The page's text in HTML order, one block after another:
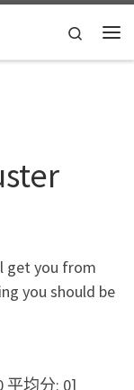
Search
get you from
you should be
平均分: 0]